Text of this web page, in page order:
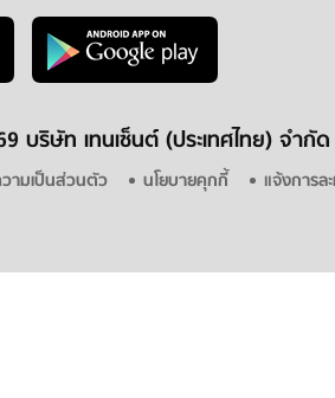
บริษัท เทนเซ็นต์ (ประเทศไทย) จำกัด
ามเป็นส่วนตัว นโยบายคุกกี้ แจ้งการล